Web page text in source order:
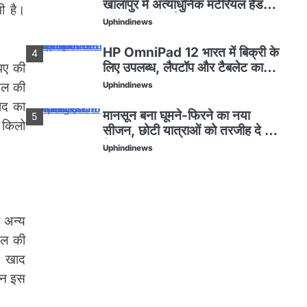
है।
की
की
का
अन्य
की
खाद
इस
खालापुर में अत्याधुनिक मटेरियल हैंडलिंग
इक्विपमेंट विनिर्माण संयंत्र का शुभारंभ
Uphindinews
4
HP OmniPad 12 भारत में बिक्री के
लिए उपलब्ध, लैपटॉप और टैबलेट का
मिलेगा अनुभव
Uphindinews
5
मानसून बना घूमने-फिरने का नया
सीजन, छोटी यात्राओं को तरजीह दे रहे
हैं भारतीय: Airbnb
Uphindinews